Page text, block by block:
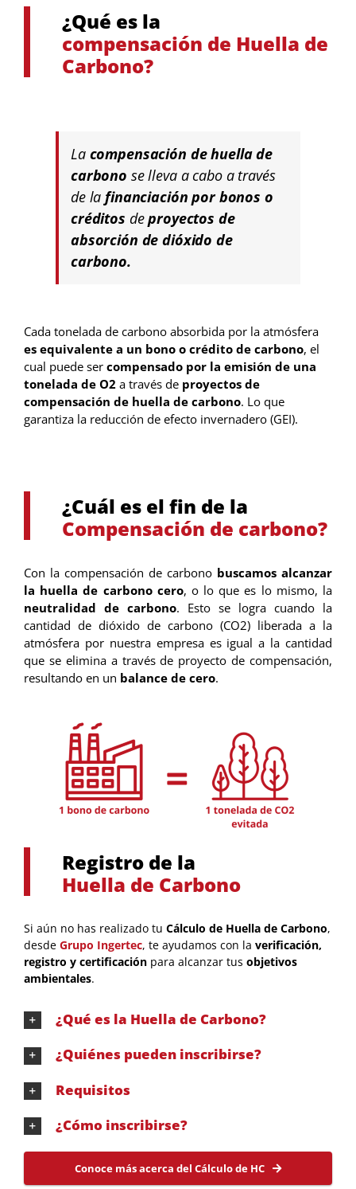
¿Qué es la
compensación de Huella de
Carbono?
La compensación de huella de
carbono se lleva a cabo a través
de la financiación por bonos o
créditos deproyectos de
absorción de dióxido de
carbono.
Cada tonelada de carbono absorbida por la atmósfera
es equivalente a un bono o crédito de carbono, el
cual puede ser compensado por la emisión de una
tonelada de O2a través de proyectos de
compensación de huella de carbono. Lo que
garantiza la reducción de efecto invernadero (GEI).
¿Cuál es el fin de la
Compensación de carbono?
Con la compensación de carbono buscamos alcanzar
la huella de carbono cero, o lo que es lo mismo, la
neutralidad de carbono. Esto se logra cuando la
cantidad de dióxido de carbono (CO2) liberada a la
atmósfera por nuestra empresa es igual a la cantidad
que se elimina a través de proyecto de compensación,
resultando en un balance de cero.
Registro de la
Huella de Carbono
Si aún no has realizado tu Cálculo de Huella de Carbono,
desde Grupo Ingertec, te ayudamos con la verificación,
registro y certificaciónpara alcanzar tus objetivos
ambientales.
¿Qué es la Huella de Carbono?
¿Quiénes pueden inscribirse?
Requisitos
¿Cómo inscribirse?
Conoce más acerca del Cálculo de HC